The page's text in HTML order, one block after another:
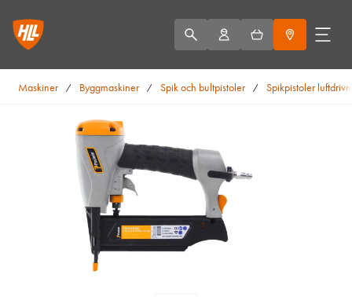
Maskiner / Byggmaskiner / Spik och bultpistoler / Spikpistoler